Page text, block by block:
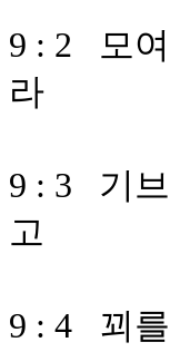
9 : 2 모
라
9 : 3 기
고
9 : 4 꾀